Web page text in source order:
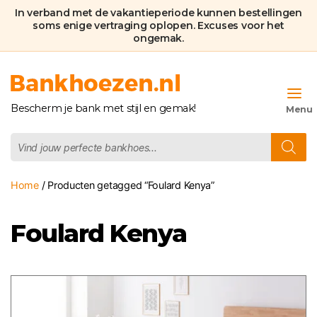
In verband met de vakantieperiode kunnen bestellingen
soms enige vertraging oplopen. Excuses voor het
ongemak.
Bankhoezen.nl
Bescherm je bank met stijl en gemak!
zoeken
Home/ Producten getagged “Foulard Kenya”
Foulard Kenya